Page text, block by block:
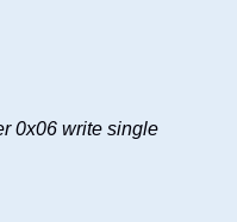
0x06 write single